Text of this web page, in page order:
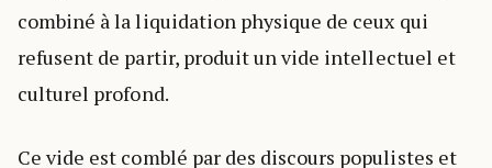
combiné à la liquidation physique de ceux qui
refusent de partir, produit un vide intellectuel et
culturel profond.
Ce vide est comblé par des discours populistes et